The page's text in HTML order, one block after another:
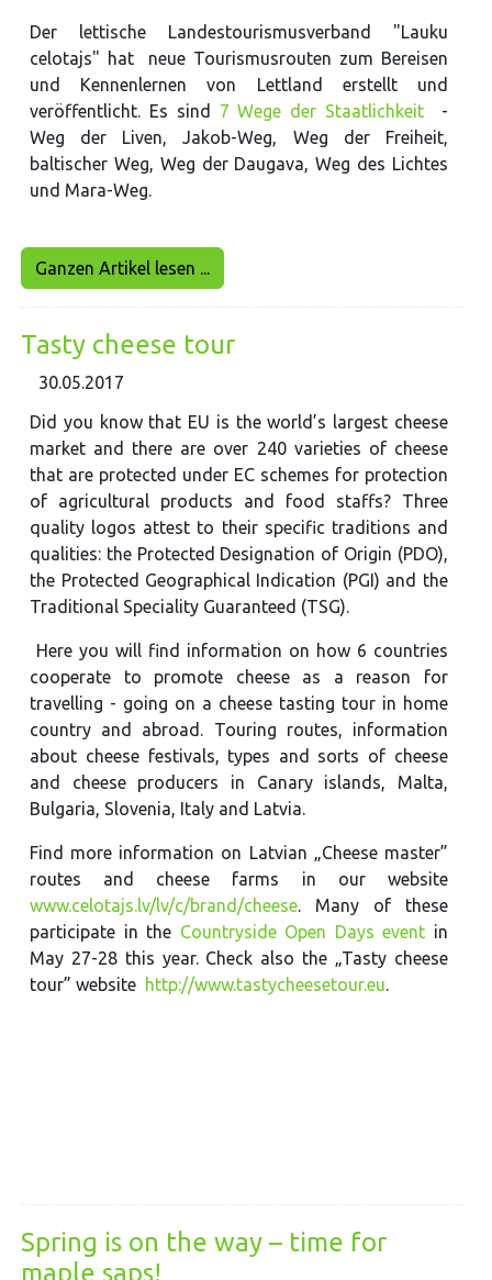
Der lettische Landestourismusverband "Lauku
celotajs" hat neue Tourismusrouten zum Bereisen
und Kennenlernen von Lettland erstellt und
veröffentlicht. Es sind 7 Wege der Staatlichkeit -
Weg der Liven, Jakob-Weg, Weg der Freiheit,
baltischer Weg, Weg der Daugava, Weg des Lichtes
und Mara-Weg.
Ganzen Artikel lesen ...
Tasty cheese tour
30.05.2017
Did you know that EU is the world’s largest cheese
market and there are over 240 varieties of cheese
that are protected under EC schemes for protection
of agricultural products and food staffs? Three
quality logos attest to their specific traditions and
qualities: the Protected Designation of Origin (PDO),
the Protected Geographical Indication (PGI) and the
Traditional Speciality Guaranteed (TSG).
Here you will find information on how 6 countries
cooperate to promote cheese as a reason for
travelling - going on a cheese tasting tour in home
country and abroad. Touring routes, information
about cheese festivals, types and sorts of cheese
and cheese producers in Canary islands, Malta,
Bulgaria, Slovenia, Italy and Latvia.
Find more information on Latvian „Cheese master”
routes and cheese farms in our website
www.celotajs.lv/lv/c/brand/cheese. Many of these
participate in the Countryside Open Days event in
May 27-28 this year. Check also the „Tasty cheese
tour” website http://www.tastycheesetour.eu.
Spring is on the way – time for
maple saps!